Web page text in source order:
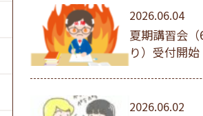
2026.06.04
夏期講習会（
り）受付開始
2026.06.02